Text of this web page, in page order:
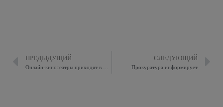
ПРЕДЫДУЩИЙ СЛЕДУЮЩИЙ
Прокуратура информирует